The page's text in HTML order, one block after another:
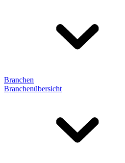
Branchen
Branchenübersicht